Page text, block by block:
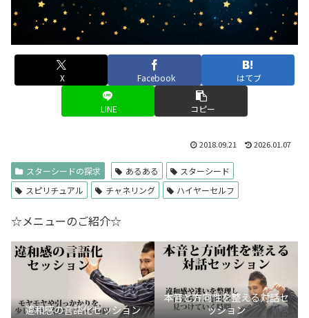
X Facebook はてブ
LINE コピー
2018.09.21 2026.01.07
スターシードの探求 あるある
スターシード
スピリチュアル
チャネリング ハイヤーセルフ
☆メニューのご紹介☆
違和感の言語化セッション
本音と方向性を整える対話セ
ッション